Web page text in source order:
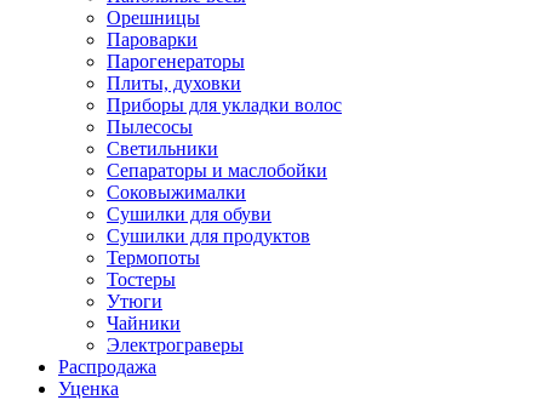
Орешницы
Пароварки
Парогенераторы
Плиты, духовки
Приборы для укладки волос
Пылесосы
Светильники
Сепараторы и маслобойки
Соковыжималки
Сушилки для обуви
Сушилки для продуктов
Термопоты
Тостеры
Утюги
Чайники
Электрограверы
Распродажа
Уценка